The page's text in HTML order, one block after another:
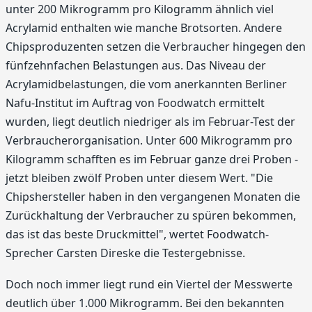
unter 200 Mikrogramm pro Kilogramm ähnlich viel
Acrylamid enthalten wie manche Brotsorten. Andere
Chipsproduzenten setzen die Verbraucher hingegen den
fünfzehnfachen Belastungen aus. Das Niveau der
Acrylamidbelastungen, die vom anerkannten Berliner
Nafu-Institut im Auftrag von Foodwatch ermittelt
wurden, liegt deutlich niedriger als im Februar-Test der
Verbraucherorganisation. Unter 600 Mikrogramm pro
Kilogramm schafften es im Februar ganze drei Proben -
jetzt bleiben zwölf Proben unter diesem Wert. "Die
Chipshersteller haben in den vergangenen Monaten die
Zurückhaltung der Verbraucher zu spüren bekommen,
das ist das beste Druckmittel", wertet Foodwatch-
Sprecher Carsten Direske die Testergebnisse.
Doch noch immer liegt rund ein Viertel der Messwerte
deutlich über 1.000 Mikrogramm. Bei den bekannten